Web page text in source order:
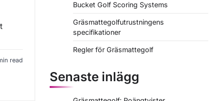
read
Bucket Golf Scoring Systems
Gräsmattegolfutrustningens
specifikationer
Regler för Gräsmattegolf
Senaste inlägg